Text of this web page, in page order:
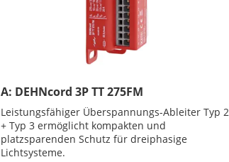
A: DEHNcord 3P TT 275FM
Leistungsfähiger Überspannungs-Ableiter Typ 2
+ Typ 3 ermöglicht kompakten und
platzsparenden Schutz für dreiphasige
Lichtsysteme.